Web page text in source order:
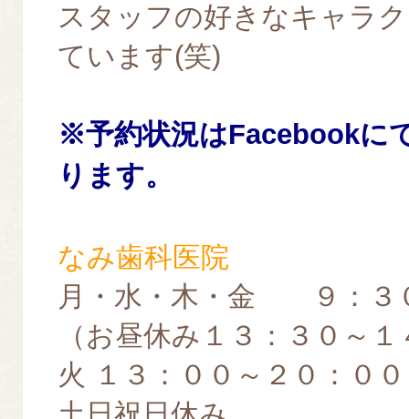
スタッフの好きなキャラ
ています(笑)
※予約状況はFacebookに
ります。
なみ歯科医院
月・水・木・金 ９：３
（お昼休み１３：３０～
火 １３：００～２０：００